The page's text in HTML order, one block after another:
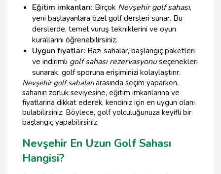
Eğitim imkanları: Birçok Nevşehir golf sahası,
yeni başlayanlara özel golf dersleri sunar. Bu
derslerde, temel vuruş tekniklerini ve oyun
kurallarını öğrenebilirsiniz.
Uygun fiyatlar: Bazı sahalar, başlangıç paketleri
ve indirimli golf sahası rezervasyonuseçenekleri
sunarak, golf sporuna erişiminizi kolaylaştırır.
Nevşehir golf sahalarıarasında seçim yaparken,
sahanın zorluk seviyesine, eğitim imkanlarına ve
fiyatlarına dikkat ederek, kendiniz için en uygun olanı
bulabilirsiniz. Böylece, golf yolculuğunuza keyifli bir
başlangıç yapabilirsiniz.
Nevşehir En Uzun Golf Sahası
Hangisi?